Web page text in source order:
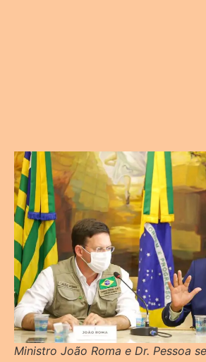
Ministro João Roma e Dr. Pessoa